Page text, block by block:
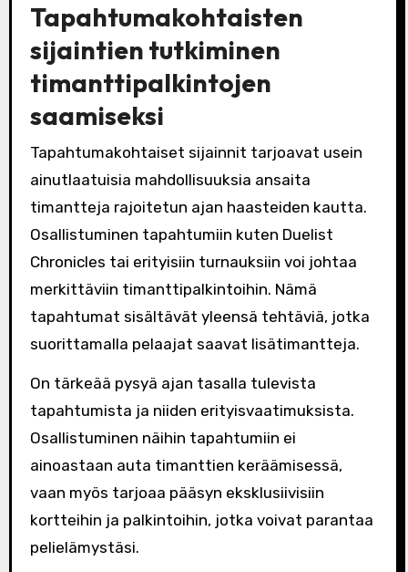
Tapahtumakohtaisten
sijaintien tutkiminen
timanttipalkintojen
saamiseksi
Tapahtumakohtaiset sijainnit tarjoavat usein
ainutlaatuisia mahdollisuuksia ansaita
timantteja rajoitetun ajan haasteiden kautta.
Osallistuminen tapahtumiin kuten Duelist
Chronicles tai erityisiin turnauksiin voi johtaa
merkittäviin timanttipalkintoihin. Nämä
tapahtumat sisältävät yleensä tehtäviä, jotka
suorittamalla pelaajat saavat lisätimantteja.
On tärkeää pysyä ajan tasalla tulevista
tapahtumista ja niiden erityisvaatimuksista.
Osallistuminen näihin tapahtumiin ei
ainoastaan auta timanttien keräämisessä,
vaan myös tarjoaa pääsyn eksklusiivisiin
kortteihin ja palkintoihin, jotka voivat parantaa
pelielämystäsi.